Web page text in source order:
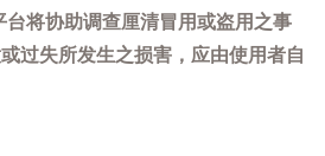
将协助调查厘清冒用或盗用之事
过失所发生之损害，应由使用者自